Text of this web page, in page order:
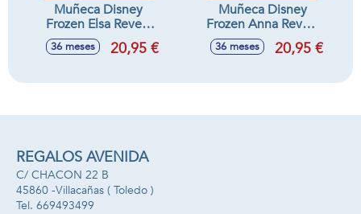
Muñeca Disney
Frozen Elsa Reveal
con Accesorio
Sorpresa. 33x18x8
36 meses 20,95 €
Muñeca Disney
Frozen Anna Reveal
Con Accesorio
Sorpresa 33x18x8
36 meses 20,95 €
REGALOS AVENIDA
C/ CHACON 22 B
45860 -Villacañas ( Toledo )
669493499